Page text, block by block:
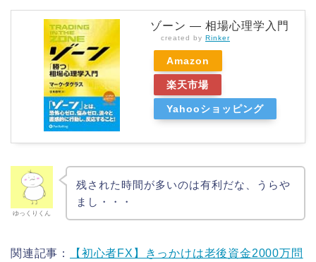
ゾーン — 相場心理学入門
created by Rinker
Amazon
楽天市場
Yahooショッピング
ゆっくりくん
残された時間が多いのは有利だな、うらや
まし・・・
関連記事：
【初心者FX】きっかけは老後資金2000万問